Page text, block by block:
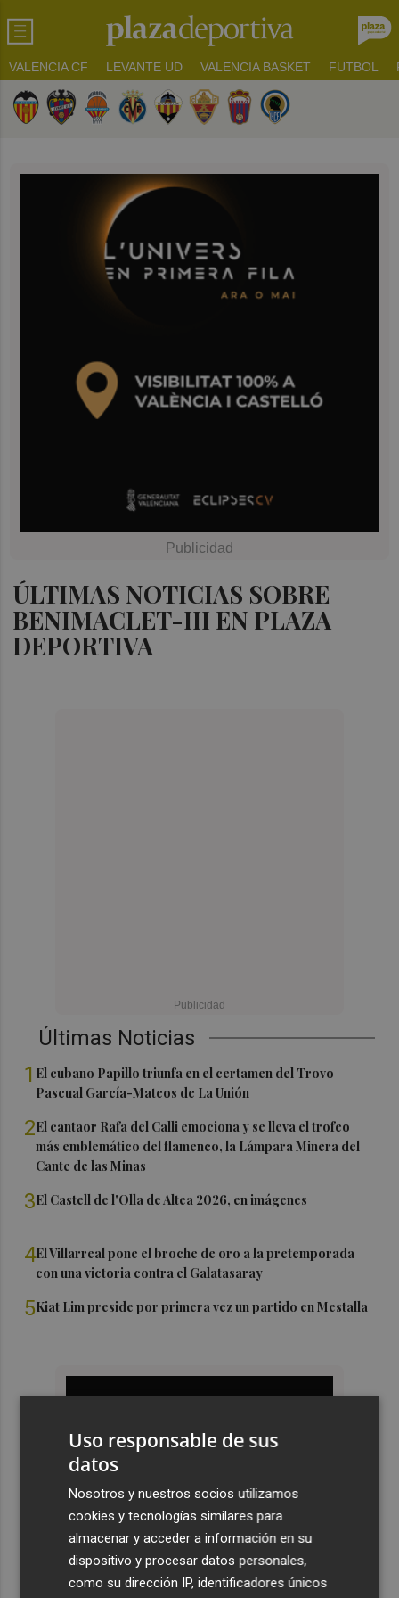
VALENCIA CF LEVANTE UD VALENCIA BASKET FUTBOL
ÚLTIMAS NOTICIAS SOBRE
BENIMACLET-III EN PLAZA
DEPORTIVA
Últimas Noticias
1 El cubano Papillo triunfa en el certamen del Trovo
Pascual García-Mateos de La Unión
2El cantaor Rafa del Calli emociona y se lleva el trofeo
más emblemático del flamenco, la Lámpara Minera del
Cante de las Minas
3El Castell de l'Olla de Altea 2026, en imágenes
4El Villarreal pone el broche de oro a la pretemporada
con una victoria contra el Galatasaray
5Kiat Lim preside por primera vez un partido en Mestalla
Uso responsable de sus
datos
Nosotros y nuestros socios utilizamos
cookies y tecnologías similares para
almacenar y acceder a información en su
dispositivo y procesar datos personales,
como su dirección IP, identificadores únicos